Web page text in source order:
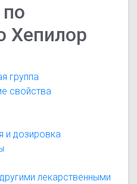
Хепилор
группа
свойства
и дозировка
лекарственными